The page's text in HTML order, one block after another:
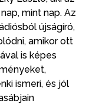
mint nap. Az
újságíró,
amikor ott
is képes
ismeri, és jól